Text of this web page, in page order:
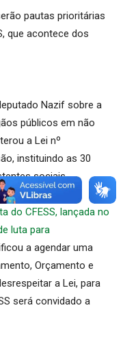
pautas prioritárias
que acontece dos
Nazif sobre a
públicos em não
a Lei nº
instituindo as 30
sociais.
do CFESS, lançada no
luta para
a agendar uma
Orçamento e
a Lei, para
será convidado a